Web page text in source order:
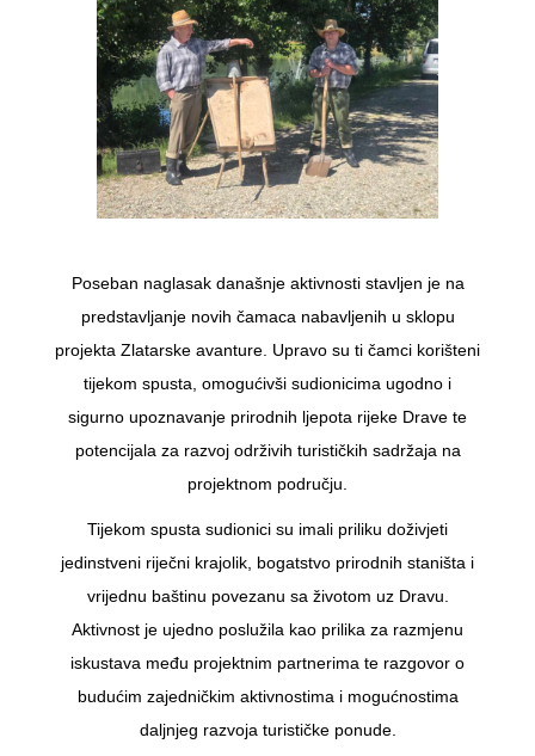
Poseban naglasak današnje aktivnosti stavljen je na
predstavljanje novih čamaca nabavljenih u sklopu
projekta Zlatarske avanture. Upravo su ti čamci korišteni
tijekom spusta, omogućivši sudionicima ugodno i
sigurno upoznavanje prirodnih ljepota rijeke Drave te
potencijala za razvoj održivih turističkih sadržaja na
projektnom području.
Tijekom spusta sudionici su imali priliku doživjeti
jedinstveni riječni krajolik, bogatstvo prirodnih staništa i
vrijednu baštinu povezanu sa životom uz Dravu.
Aktivnost je ujedno poslužila kao prilika za razmjenu
iskustava među projektnim partnerima te razgovor o
budućim zajedničkim aktivnostima i mogućnostima
daljnjeg razvoja turističke ponude.